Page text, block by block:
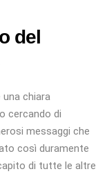
del
una chiara
cercando di
messaggi che
così duramente
di tutte le altre